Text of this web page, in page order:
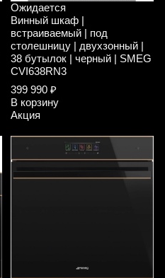
Ожидается
Винный шкаф |
встраиваемый | под
столешницу | двухзонный |
38 бутылок | черный | SMEG
CVI638RN3
399 990 ₽
В корзину
Акция